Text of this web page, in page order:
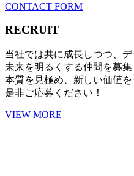
CONTACT FORM
RECRUIT
当社では共に成長しつつ、
未来を明るくする仲間を募集
本質を見極め、新しい価値
是非ご応募ください！
VIEW MORE